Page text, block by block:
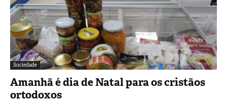
Sociedade
Amanhã é dia de Natal para os cristãos
ortodoxos